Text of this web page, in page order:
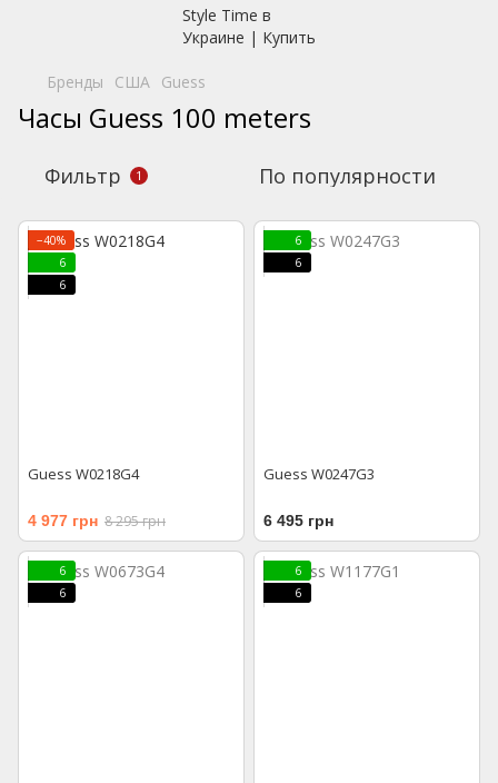
Бренды США Guess
Часы Guess 100 meters
Фильтр 1 По популярности
−40%
6
6
Guess W0218G4
4 977 грн 8 295 грн
6
6
Guess W0247G3
6 495 грн
6
6
6
6